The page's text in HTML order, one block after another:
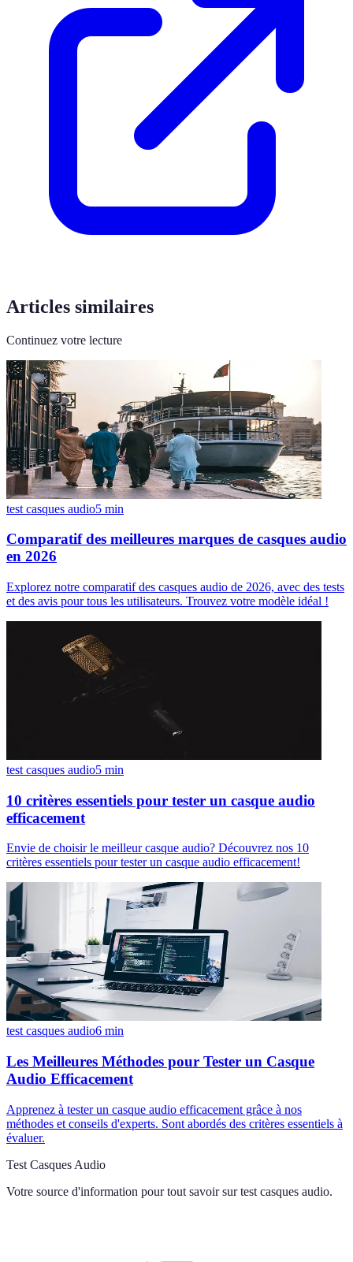
Articles similaires
Continuez votre lecture
test casques audio5 min
Comparatif des meilleures marques de casques audio
en 2026
Explorez notre comparatif des casques audio de 2026, avec des tests
et des avis pour tous les utilisateurs. Trouvez votre modèle idéal !
test casques audio5 min
10 critères essentiels pour tester un casque audio
efficacement
Envie de choisir le meilleur casque audio? Découvrez nos 10
critères essentiels pour tester un casque audio efficacement!
test casques audio6 min
Les Meilleures Méthodes pour Tester un Casque
Audio Efficacement
Apprenez à tester un casque audio efficacement grâce à nos
méthodes et conseils d'experts. Sont abordés des critères essentiels à
évaluer.
Test Casques Audio
Votre source d'information pour tout savoir sur test casques audio.